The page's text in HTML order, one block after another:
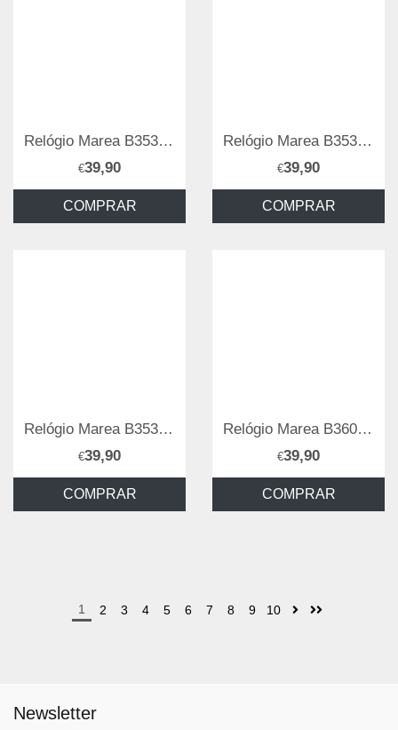
Relógio Marea B35355/3
€39,90
COMPRAR
Relógio Marea B35355-4
€39,90
COMPRAR
Relógio Marea B35355/11
€39,90
COMPRAR
Relógio Marea B36099/1
€39,90
COMPRAR
1 2 3 4 5 6 7 8 9 10
Newsletter